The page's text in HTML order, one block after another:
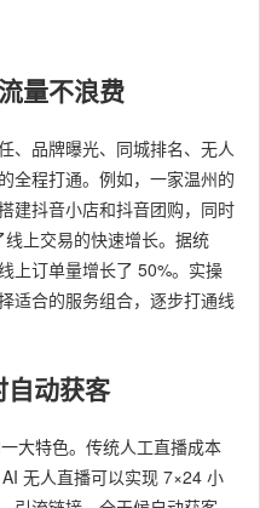
量不浪费
、品牌曝光、同城排名、无人
全程打通。例如，一家温州的
建抖音小店和抖音团购，同时
上交易的快速增长。据统
上订单量增长了 50%。实操
适合的服务组合，逐步打通线
动获客
大特色。传统人工直播成本
无人直播可以实现 7×24 小